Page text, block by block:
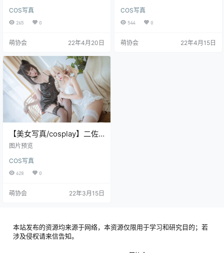
COS写真
265 0
萌协会 22年4月20日
COS写真
544 0
萌协会 22年4月15日
【美女写真/cosplay】二佐
Nisa&日奈娇 私房双人猫耳
图片预览
COS写真
628 0
萌协会 22年3月15日
本站发布的资源均来源于网络，本资源仅限用于学习和研究目的；若
涉及侵权请来信告知。